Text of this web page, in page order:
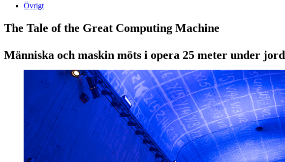
Övrigt
The Tale of the Great Computing Machine
Människa och maskin möts i opera 25 meter under jord